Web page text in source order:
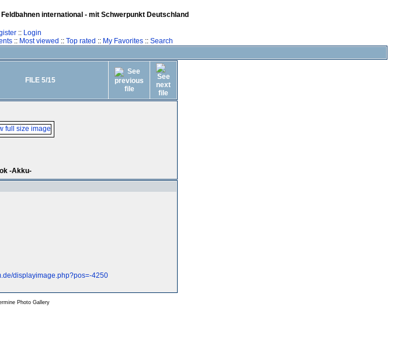
international - mit Schwerpunkt Deutschland
:: Login
:: Most viewed :: Top rated :: My Favorites:: Search
FILE 5/15
-Akku-
displayimage.php?pos=-4250
Photo Gallery